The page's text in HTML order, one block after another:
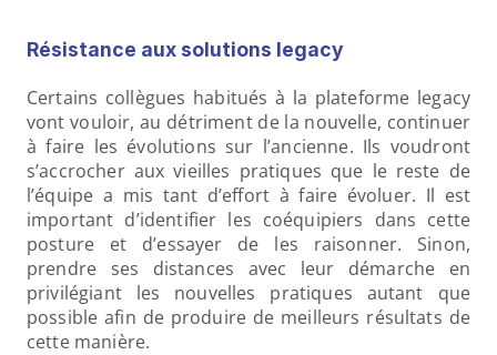
Résistance aux solutions legacy
Certains collègues habitués à la plateforme legacy
vont vouloir, au détriment de la nouvelle, continuer
à faire les évolutions sur l’ancienne. Ils voudront
s’accrocher aux vieilles pratiques que le reste de
l’équipe a mis tant d’effort à faire évoluer. Il est
important d’identifier les coéquipiers dans cette
posture et d’essayer de les raisonner. Sinon,
prendre ses distances avec leur démarche en
privilégiant les nouvelles pratiques autant que
possible afin de produire de meilleurs résultats de
cette manière.